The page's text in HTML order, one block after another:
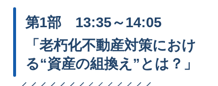
第1部 13:35～14:05
「老朽化不動産対策におけ
る“資産の組換え”とは？」